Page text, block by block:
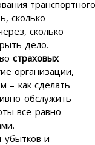
транспортного
сколько
сколько
дело.
страховых
организации,
– как сделать
обслужить
все равно
убытков и